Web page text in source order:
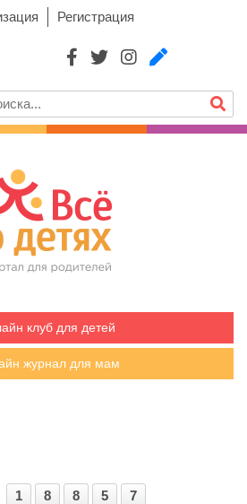
Регистрация
клуб для детей
журнал для мам
1 8 8 5 7